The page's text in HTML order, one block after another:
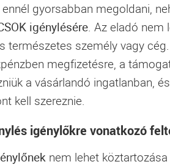
gyorsabban megoldani,
igénylésére. Az eladó nem
természetes személy vagy
megfizetésre, a
a vásárlandó ingatlanban,
kell szereznie.
igénylőkre vonatkozó
nem lehet